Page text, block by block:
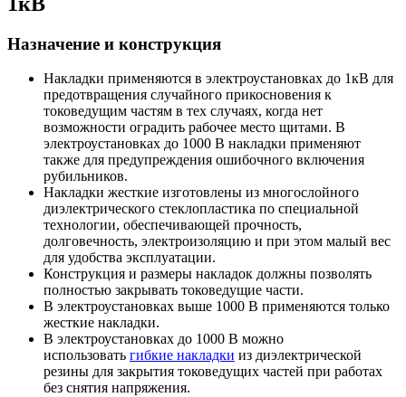
Назначение и конструкция
Накладки применяются в электроустановках до 1кВ для
предотвращения случайного прикосновения к
токоведущим частям в тех случаях, когда нет
возможности оградить рабочее место щитами. В
электроустановках до 1000 В накладки применяют
также для предупреждения ошибочного включения
рубильников.
Накладки жесткие изготовлены из многослойного
диэлектрического стеклопластика по специальной
технологии, обеспечивающей прочность,
долговечность, электроизоляцию и при этом малый вес
для удобства эксплуатации.
Конструкция и размеры накладок должны позволять
полностью закрывать токоведущие части.
В электроустановках выше 1000 В применяются только
жесткие накладки.
В электроустановках до 1000 В можно
использовать гибкие накладки из диэлектрической
резины для закрытия токоведущих частей при работах
без снятия напряжения.